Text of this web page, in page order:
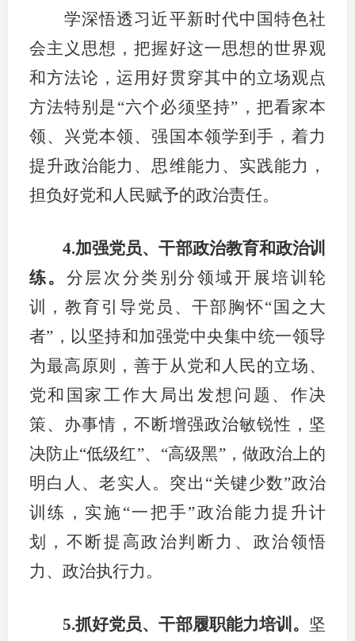
协会公
乡村振
联系我
招聘信
廉政举
学深悟透习近平新时代中国特色社
会主义思想，把握好这一思想的世界观
和方法论，运用好贯穿其中的立场观点
方法特别是“六个必须坚持”，把看家本
领、兴党本领、强国本领学到手，着力
提升政治能力、思维能力、实践能力，
担负好党和人民赋予的政治责任。
4.加强党员、干部政治教育和政治训
练。 分层次分类别分领域开展培训轮
训，教育引导党员、干部胸怀“国之大
者”，以坚持和加强党中央集中统一领导
为最高原则，善于从党和人民的立场、
党和国家工作大局出发想问题、作决
策、办事情，不断增强政治敏锐性，坚
决防止“低级红”、“高级黑”，做政治上的
明白人、老实人。突出“关键少数”政治
训练，实施“一把手”政治能力提升计
划，不断提高政治判断力、政治领悟
力、政治执行力。
5.抓好党员、干部履职能力培训。 坚